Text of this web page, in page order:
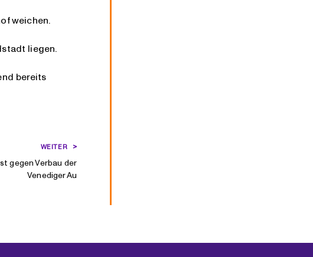
weichen.
liegen.
bereits
WEITER
gegen Verbau der
Venediger Au